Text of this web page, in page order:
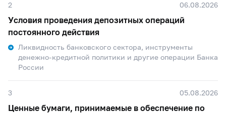
2 06.08.2026
Условия проведения депозитных операций
постоянного действия
Ликвидность банковского сектора, инструменты
денежно-кредитной политики и другие операции Банка
России
3 05.08.2026
Ценные бумаги, принимаемые в обеспечение по